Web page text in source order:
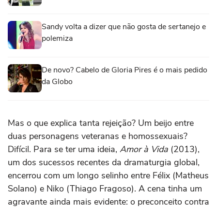
Sandy volta a dizer que não gosta de sertanejo e
polemiza
De novo? Cabelo de Gloria Pires é o mais pedido
da Globo
Mas o que explica tanta rejeição? Um beijo entre
duas personagens veteranas e homossexuais?
Difícil. Para se ter uma ideia, Amor à Vida (2013),
um dos sucessos recentes da dramaturgia global,
encerrou com um longo selinho entre Félix (Matheus
Solano) e Niko (Thiago Fragoso). A cena tinha um
agravante ainda mais evidente: o preconceito contra